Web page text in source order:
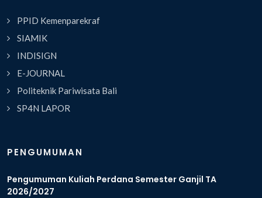
PPID Kemenparekraf
SIAMIK
INDISIGN
E-JOURNAL
Politeknik Pariwisata Bali
SP4N LAPOR
PENGUMUMAN
Pengumuman Kuliah Perdana Semester Ganjil TA
2026/2027